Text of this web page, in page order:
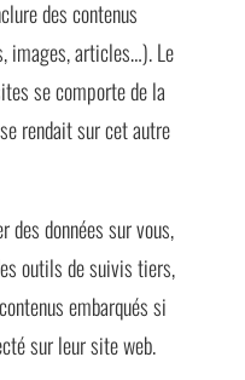
des contenus
images, articles…). Le
se comporte de la
rendait sur cet autre
des données sur vous,
outils de suivis tiers,
embarqués si
sur leur site web.